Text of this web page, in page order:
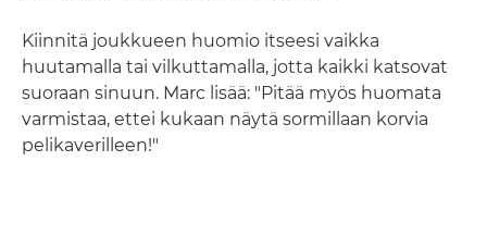
Kiinnitä joukkueen huomio itseesi vaikka
huutamalla tai vilkuttamalla, jotta kaikki katsovat
suoraan sinuun. Marc lisää: "Pitää myös huomata
varmistaa, ettei kukaan näytä sormillaan korvia
pelikaverilleen!"